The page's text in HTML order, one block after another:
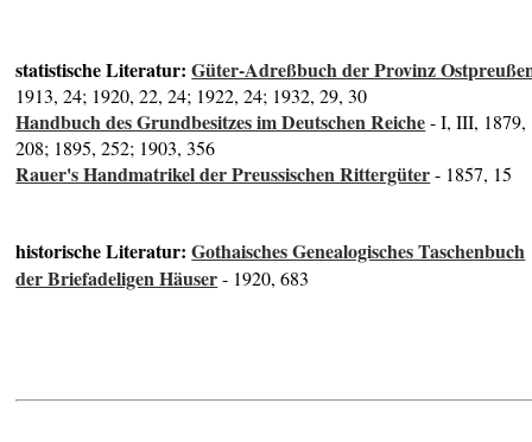
statistische Literatur:Güter-Adreßbuch der Provinz
1913, 24; 1920, 22, 24; 1922, 24; 1932, 29, 30
Handbuch des Grundbesitzes im Deutschen Reiche- I, III, 1879,
208; 1895, 252; 1903, 356
Rauer's Handmatrikel der Preussischen Rittergüter- 1857, 15
historische Literatur:Gothaisches Genealogisches Taschenbuch
der Briefadeligen Häuser- 1920, 683